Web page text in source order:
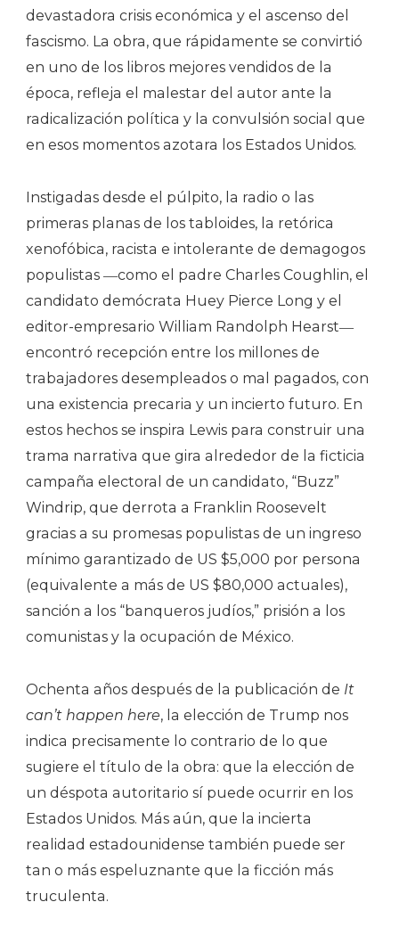
devastadora crisis económica y el ascenso del
fascismo. La obra, que rápidamente se convirtió
en uno de los libros mejores vendidos de la
época, refleja el malestar del autor ante la
radicalización política y la convulsión social que
en esos momentos azotara los Estados Unidos.
Instigadas desde el púlpito, la radio o las
primeras planas de los tabloides, la retórica
xenofóbica, racista e intolerante de demagogos
populistas ―como el padre Charles Coughlin, el
candidato demócrata Huey Pierce Long y el
editor-empresario William Randolph Hearst―
encontró recepción entre los millones de
trabajadores desempleados o mal pagados, con
una existencia precaria y un incierto futuro. En
estos hechos se inspira Lewis para construir una
trama narrativa que gira alrededor de la ficticia
campaña electoral de un candidato, “Buzz”
Windrip, que derrota a Franklin Roosevelt
gracias a su promesas populistas de un ingreso
mínimo garantizado de US $5,000 por persona
(equivalente a más de US $80,000 actuales),
sanción a los “banqueros judíos,” prisión a los
comunistas y la ocupación de México.
Ochenta años después de la publicación de It
can’t happen here, la elección de Trump nos
indica precisamente lo contrario de lo que
sugiere el título de la obra: que la elección de
un déspota autoritario sí puede ocurrir en los
Estados Unidos. Más aún, que la incierta
realidad estadounidense también puede ser
tan o más espeluznante que la ficción más
truculenta.